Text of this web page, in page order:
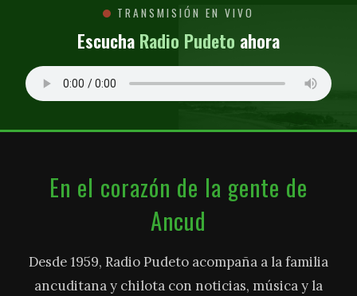
TRANSMISIÓN EN VIVO
Escucha Radio Pudeto ahora
En el corazón de la gente de
Ancud
Desde 1959, Radio Pudeto acompaña a la familia
ancuditana y chilota con noticias, música y la